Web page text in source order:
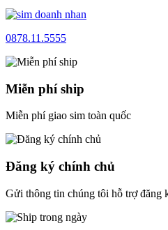
0878.11.5555
Miễn phí ship
Miễn phí giao sim toàn quốc
Đăng ký chính chủ
Gửi thông tin chúng tôi hỗ trợ đăng